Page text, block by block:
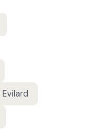
Evilard